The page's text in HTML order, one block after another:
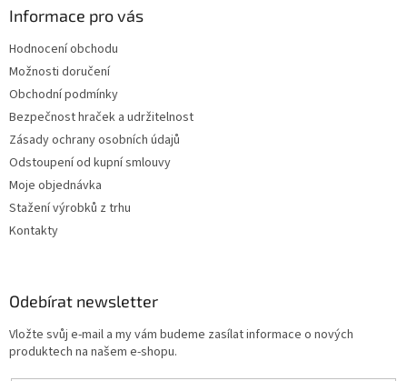
Informace pro vás
Hodnocení obchodu
Možnosti doručení
Obchodní podmínky
Bezpečnost hraček a udržitelnost
Zásady ochrany osobních údajů
Odstoupení od kupní smlouvy
Moje objednávka
Stažení výrobků z trhu
Kontakty
Odebírat newsletter
Vložte svůj e-mail a my vám budeme zasílat informace o nových
produktech na našem e-shopu.